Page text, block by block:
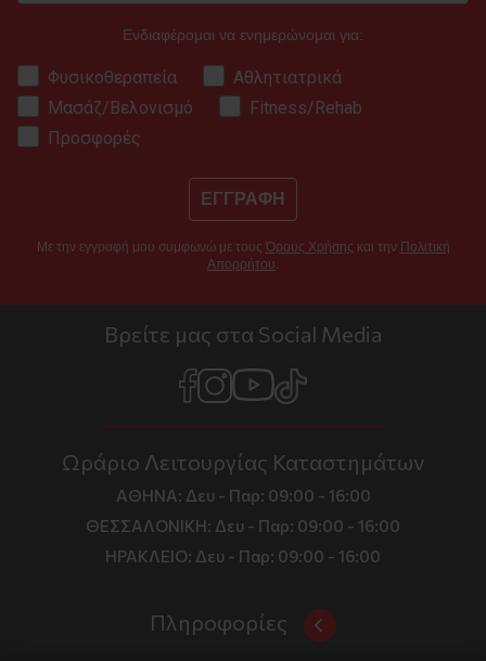
Ενδιαφέρομαι να ενημερώνομαι για:
Φυσικοθεραπεία
Αθλητιατρικά
Μασάζ/Βελονισμό
Fitness/Rehab
Προσφορές
ΕΓΓΡΑΦΗ
Με την εγγραφή μου συμφωνώ με τους Όρους Χρήσης και την Πολιτική
Απορρήτου.
Βρείτε μας στα Social Media
Ωράριο Λειτουργίας Καταστημάτων
ΑΘΗΝΑ: Δευ - Παρ: 09:00 - 16:00
ΘΕΣΣΑΛΟΝΙΚΗ: Δευ - Παρ: 09:00 - 16:00
ΗΡΑΚΛΕΙΟ: Δευ - Παρ: 09:00 - 16:00
Πληροφορίες